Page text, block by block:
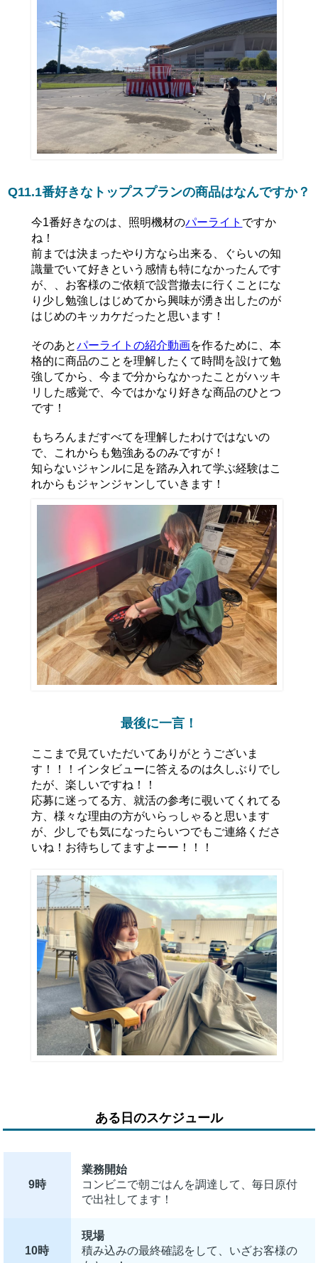
Q11.1番好きなトップスプランの商品はなんですか？
今1番好きなのは、照明機材のパーライト ですか
ね！
前までは決まったやり方なら出来る、ぐらいの知
識量でいて好きという感情も特になかったんです
が、、お客様のご依頼で設営撤去に行くことにな
り少し勉強しはじめてから興味が湧き出したのが
はじめのキッカケだったと思います！
そのあとパーライトの紹介動画を作るために、本
格的に商品のことを理解したくて時間を設けて勉
強してから、今まで分からなかったことがハッキ
リした感覚で、今ではかなり好きな商品のひとつ
です！
もちろんまだすべてを理解したわけではないの
で、これからも勉強あるのみですが！
知らないジャンルに足を踏み入れて学ぶ経験はこ
れからもジャンジャンしていきます！
最後に一言！
ここまで見ていただいてありがとうございま
す！！！インタビューに答えるのは久しぶりでし
たが、楽しいですね！！
応募に迷ってる方、就活の参考に覗いてくれてる
方、様々な理由の方がいらっしゃると思います
が、少しでも気になったらいつでもご連絡くださ
いね！お待ちしてますよーー！！！
ある日のスケジュール
9時
業務開始
コンビニで朝ごはんを調達して、毎日原付
で出社してます！
10時
現場
積み込みの最終確認をして、いざお客様の